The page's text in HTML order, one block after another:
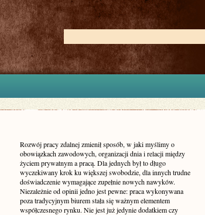
Rozwój pracy zdalnej zmienił sposób, w jaki myślimy o
obowiązkach zawodowych, organizacji dnia i relacji między
życiem prywatnym a pracą. Dla jednych był to długo
wyczekiwany krok ku większej swobodzie, dla innych trudne
doświadczenie wymagające zupełnie nowych nawyków.
Niezależnie od opinii jedno jest pewne: praca wykonywana
poza tradycyjnym biurem stała się ważnym elementem
współczesnego rynku. Nie jest już jedynie dodatkiem czy